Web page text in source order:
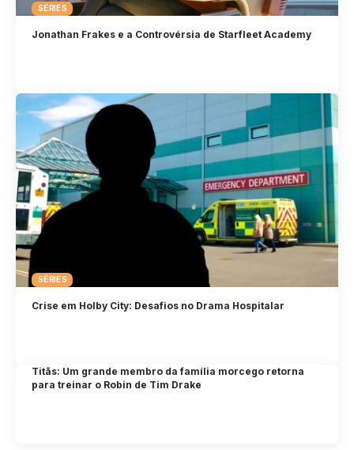
SÉRIES
Jonathan Frakes e a Controvérsia de Starfleet Academy
SÉRIES
Crise em Holby City: Desafios no Drama Hospitalar
Titãs: Um grande membro da família morcego retorna
para treinar o Robin de Tim Drake